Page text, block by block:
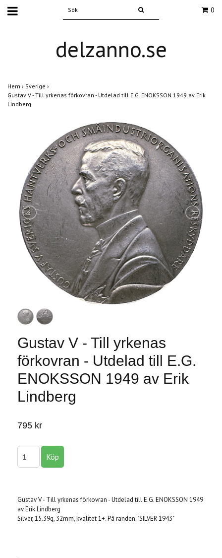
0
delzanno.se
Hem › Sverige ›
Gustav V - Till yrkenas förkovran - Utdelad till E.G. ENOKSSON 1949 av Erik
Lindberg
Gustav V - Till yrkenas
förkovran - Utdelad till E.G.
ENOKSSON 1949 av Erik
Lindberg
795 kr
Gustav V - Till yrkenas förkovran - Utdelad till E.G. ENOKSSON 1949
av Erik Lindberg
Silver, 15.39g, 32mm, kvalitet 1+. På randen: "SILVER 1943"